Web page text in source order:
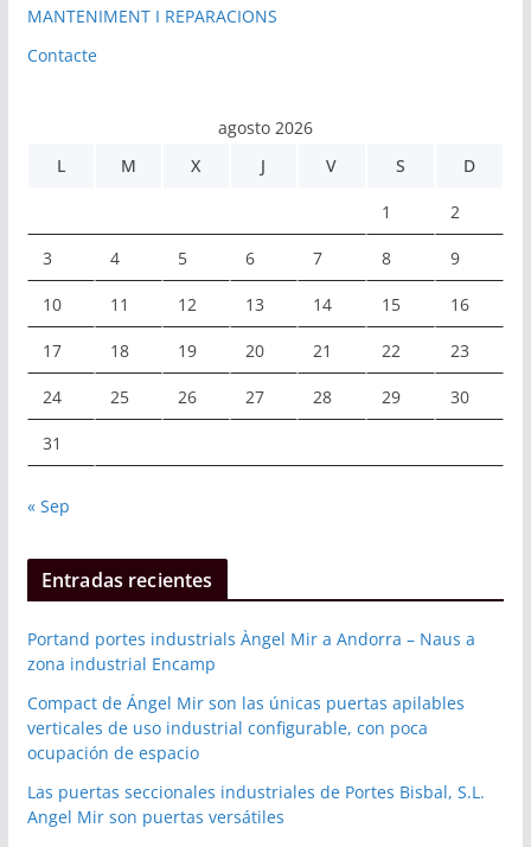
MANTENIMENT I REPARACIONS
Contacte
agosto 2026
L
M X J V S D
1 2
3 4 5 6 7 8 9
10 11 12 13 14 15 16
17 18 19 20 21 22 23
24 25 26 27 28 29 30
31
« Sep
Entradas recientes
Portand portes industrials Àngel Mir a Andorra – Naus a
zona industrial Encamp
Compact de Ángel Mir son las únicas puertas apilables
verticales de uso industrial configurable, con poca
ocupación de espacio
Las puertas seccionales industriales de Portes Bisbal, S.L.
Angel Mir son puertas versátiles